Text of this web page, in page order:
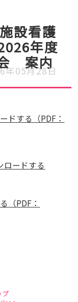
設看護
年度
案内
年05月28日
ドする（PDF：
ロードする
（PDF：
プ